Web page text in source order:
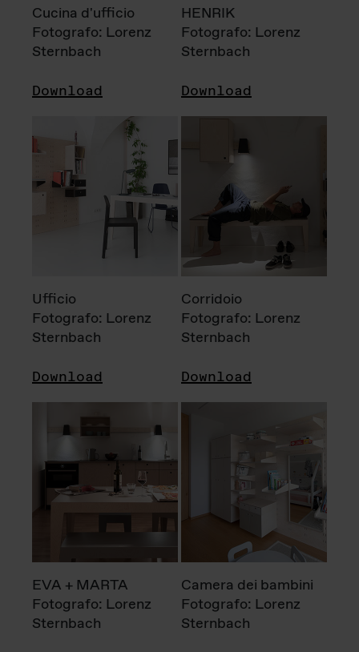
Cucina d'ufficio
Fotografo: Lorenz
Sternbach
Download
HENRIK
Fotografo: Lorenz
Sternbach
Download
Ufficio
Fotografo: Lorenz
Sternbach
Download
Corridoio
Fotografo: Lorenz
Sternbach
Download
EVA + MARTA
Fotografo: Lorenz
Sternbach
Camera dei bambini
Fotografo: Lorenz
Sternbach